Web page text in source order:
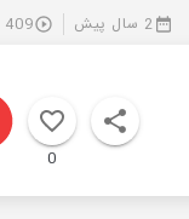
2 سال پیش 409
0